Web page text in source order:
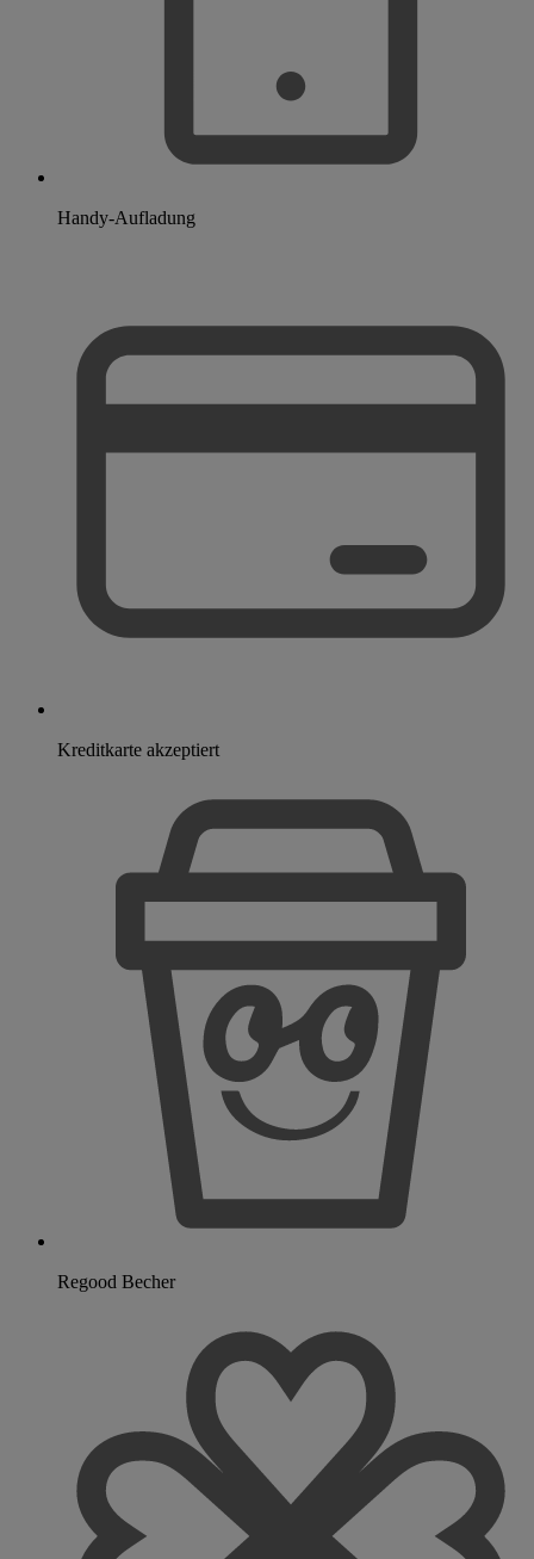
Handy-Aufladung
Kreditkarte akzeptiert
Regood Becher